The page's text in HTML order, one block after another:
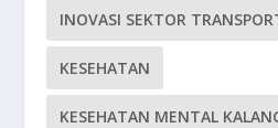
INOVASI SEKTOR
KESEHATAN
KESEHATAN MENTAL